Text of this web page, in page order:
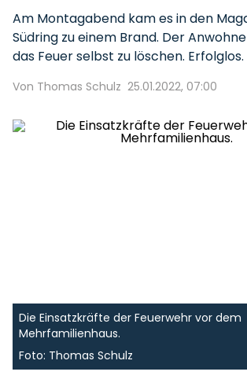
Am Montagabend kam es in den
Südring zu einem Brand. Der
das Feuer selbst zu löschen. Erfolglos.
Von Thomas Schulz 25.01.2022, 07:00
Die Einsatzkräfte der Feuerwehr vor dem
Mehrfamilienhaus.
Foto: Thomas Schulz